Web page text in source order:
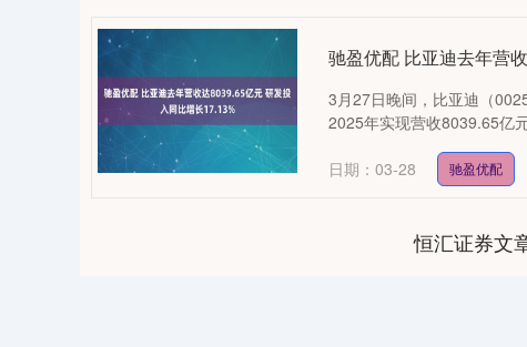
驰盈优配 比亚迪去年营
3月27日晚间，比亚迪（
2025年实现营收8039.65亿
日期：03-28 驰盈优配
恒汇证券文